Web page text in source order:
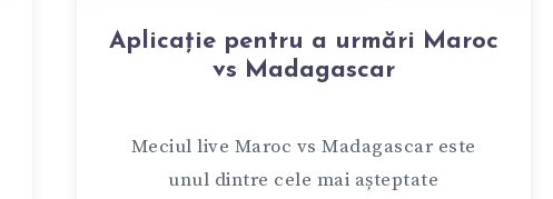
Aplicație pentru a urmări Maroc
vs Madagascar
Meciul live Maroc vs Madagascar este
unul dintre cele mai așteptate